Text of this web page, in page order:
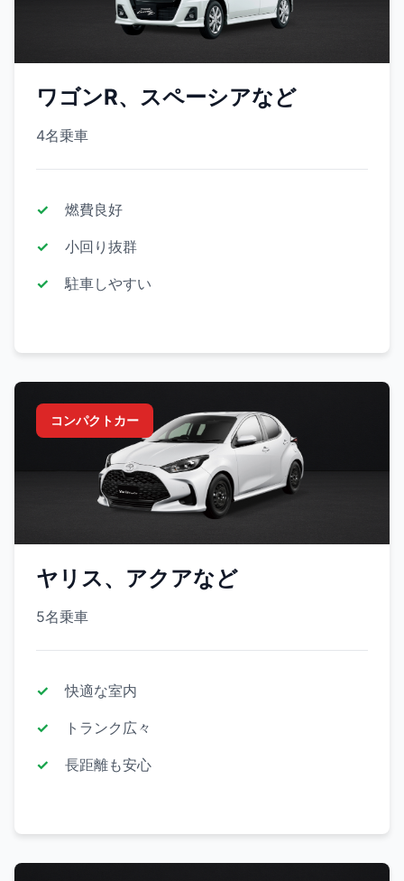
ワゴンR、スペーシアなど
4名乗車
燃費良好
小回り抜群
駐車しやすい
コンパクトカー
ヤリス、アクアなど
5名乗車
快適な室内
トランク広々
長距離も安心